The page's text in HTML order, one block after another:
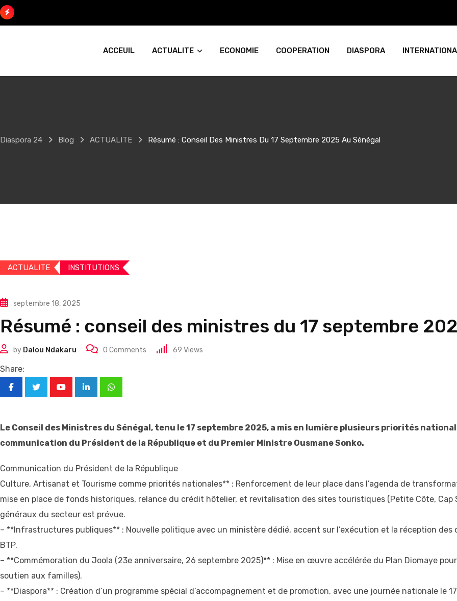
Skip
to
ACCEUIL ACTUALITE ECONOMIE COOPERATION DIASPORA
Diaspora 24 Blog ACTUALITE Résumé : Conseil Des Ministres Du 17 Septembre 2025 Au Sénégal
ACTUALITE INSTITUTIONS
septembre 18, 2025
Résumé : conseil des ministres du 17 septembre
by Dalou Ndakaru 0 Comments 69 Views
Share:
LinkedInWhatsapp
Le Conseil des Ministres du Sénégal, tenu le 17 septembre 2025, a mis en lumière plusieurs priorités
communication du Président de la République et du Premier Ministre Ousmane Sonko.
Communication du Président de la République
Culture, Artisanat et Tourisme comme priorités nationales** : Renforcement de leur place dans l’agenda de
mise en place de fonds historiques, relance du crédit hôtelier, et revitalisation des sites touristiques (Petite Côte, Cap
généraux du secteur est prévue.
– **Infrastructures publiques** : Nouvelle politique avec un ministère dédié, accent sur l’exécution et la réception
BTP.
– **Commémoration du Joola (23e anniversaire, 26 septembre 2025)** : Mise en œuvre accélérée du Plan Diomaye
soutien aux familles).
– **Diaspora** : Création d’un programme spécial d’accompagnement et de promotion, avec une journée nationale le